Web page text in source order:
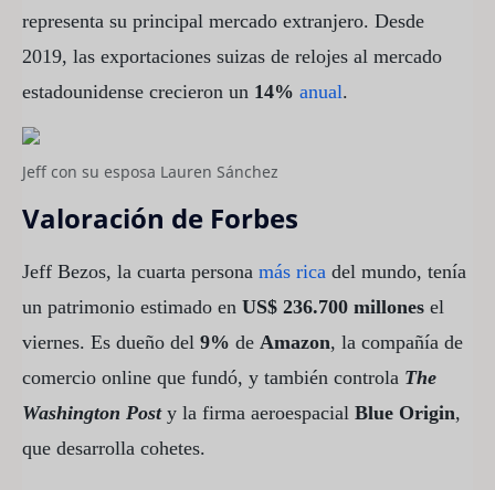
representa su principal mercado extranjero. Desde
2019, las exportaciones suizas de relojes al mercado
estadounidense crecieron un 14% anual.
Jeff con su esposa Lauren Sánchez
Valoración de Forbes
Jeff Bezos, la cuarta persona más rica del mundo, tenía
un patrimonio estimado en US$ 236.700 millones el
viernes. Es dueño del 9% de Amazon, la compañía de
comercio online que fundó, y también controla The
Washington Posty la firma aeroespacial Blue Origin,
que desarrolla cohetes.